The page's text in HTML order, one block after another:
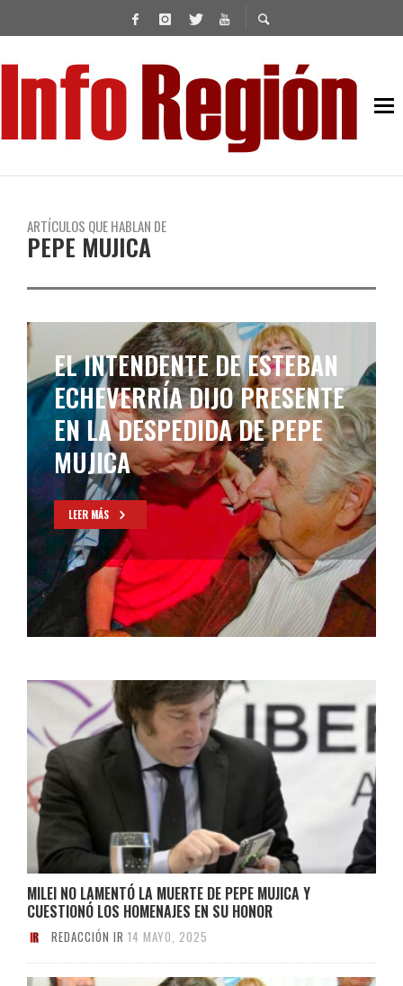
ARTÍCULOS QUE HABLAN DE
PEPE MUJICA
EL INTENDENTE DE ESTEBAN
ECHEVERRÍA DIJO PRESENTE
EN LA DESPEDIDA DE PEPE
MUJICA
LEER MÁS
MILEI NO LAMENTÓ LA MUERTE DE PEPE MUJICA Y
CUESTIONÓ LOS HOMENAJES EN SU HONOR
REDACCIÓN IR 14 MAYO, 2025